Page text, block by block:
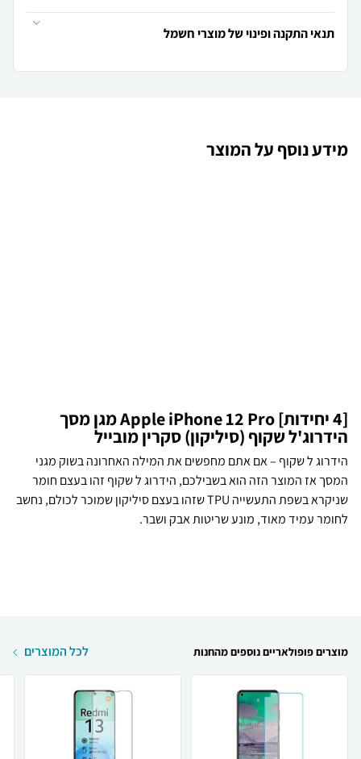
תנאי התקנה ופינוי של מוצרי חשמל
מידע נוסף על המוצר
[4 יחידות] Apple iPhone 12 Pro מגן מסך
הידרוג'ל שקוף (סיליקון) סקרין מובייל
הידרוג ל שקוף – אם אתם מחפשים את המילה האחרונה בשוק מגני
המסך אז המוצר הזה הוא בשבילכם, הידרוג ל שקוף זהו בעצם חומר
שניקרא בשפת התעשייה TPU שזהו בעצם סיליקון שמוכר לכולם, נחשב
לחומר עמיד מאוד, מונע שריטות אבק ושבר.
מוצרים פופולאריים נוספים מהחנות לכל המוצרים